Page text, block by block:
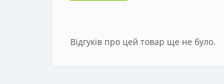
Відгуків про цей товар ще не було.